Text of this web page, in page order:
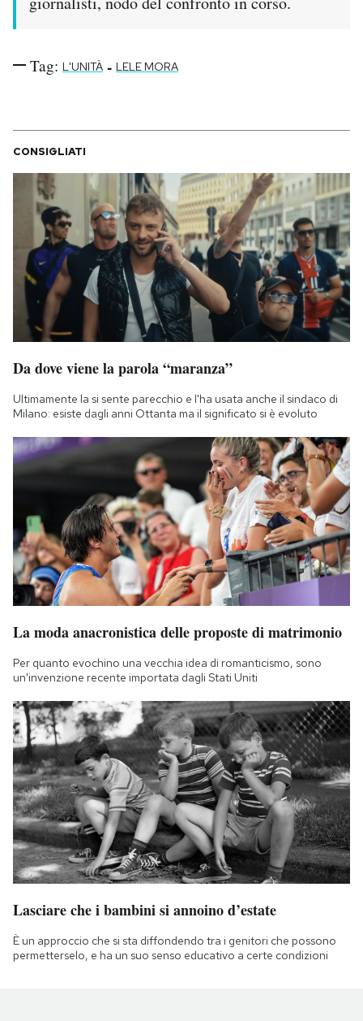
Tag: L'UNITÀ - LELE MORA
CONSIGLIATI
Da dove viene la parola “maranza”
Ultimamente la si sente parecchio e l'ha usata anche il sindaco di
Milano: esiste dagli anni Ottanta ma il significato si è evoluto
La moda anacronistica delle proposte di matrimonio
Per quanto evochino una vecchia idea di romanticismo, sono
un'invenzione recente importata dagli Stati Uniti
Lasciare che i bambini si annoino d’estate
È un approccio che si sta diffondendo tra i genitori che possono
permetterselo, e ha un suo senso educativo a certe condizioni